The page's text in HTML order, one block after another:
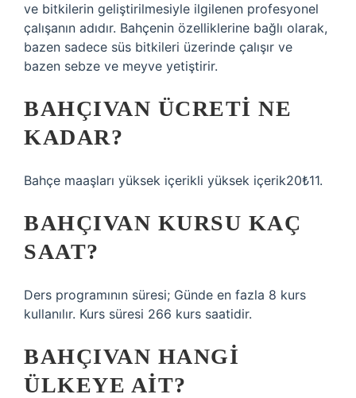
ve bitkilerin geliştirilmesiyle ilgilenen profesyonel
çalışanın adıdır. Bahçenin özelliklerine bağlı olarak,
bazen sadece süs bitkileri üzerinde çalışır ve
bazen sebze ve meyve yetiştirir.
BAHÇIVAN ÜCRETI NE
KADAR?
Bahçe maaşları yüksek içerikli yüksek içerik20₺11.
BAHÇIVAN KURSU KAÇ
SAAT?
Ders programının süresi; Günde en fazla 8 kurs
kullanılır. Kurs süresi 266 kurs saatidir.
BAHÇIVAN HANGI
ÜLKEYE AIT?